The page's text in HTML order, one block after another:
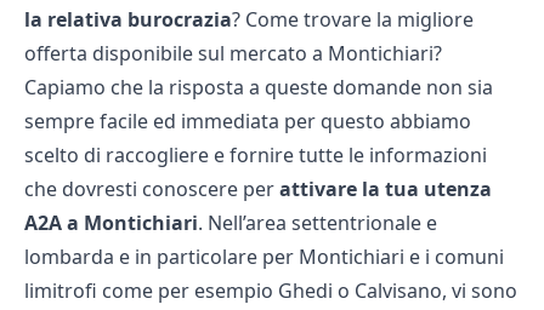
la relativa burocrazia? Come trovare la migliore
offerta disponibile sul mercato a Montichiari?
Capiamo che la risposta a queste domande non sia
sempre facile ed immediata per questo abbiamo
scelto di raccogliere e fornire tutte le informazioni
che dovresti conoscere perattivare la tua utenza
A2A a Montichiari. Nell’area settentrionale e
lombarda e in particolare per Montichiari e i comuni
limitrofi come per esempio Ghedi o Calvisano, vi sono